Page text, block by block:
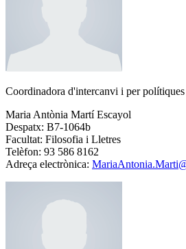
Coordinadora d'intercanvi i per
Maria Antònia Martí Escayol
Despatx: B7-1064b
Facultat: Filosofia i Lletres
Telèfon: 93 586 8162
Adreça electrònica: